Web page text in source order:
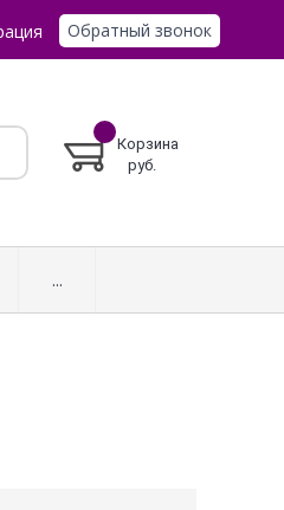
Обратный звонок
Корзина
руб.
...